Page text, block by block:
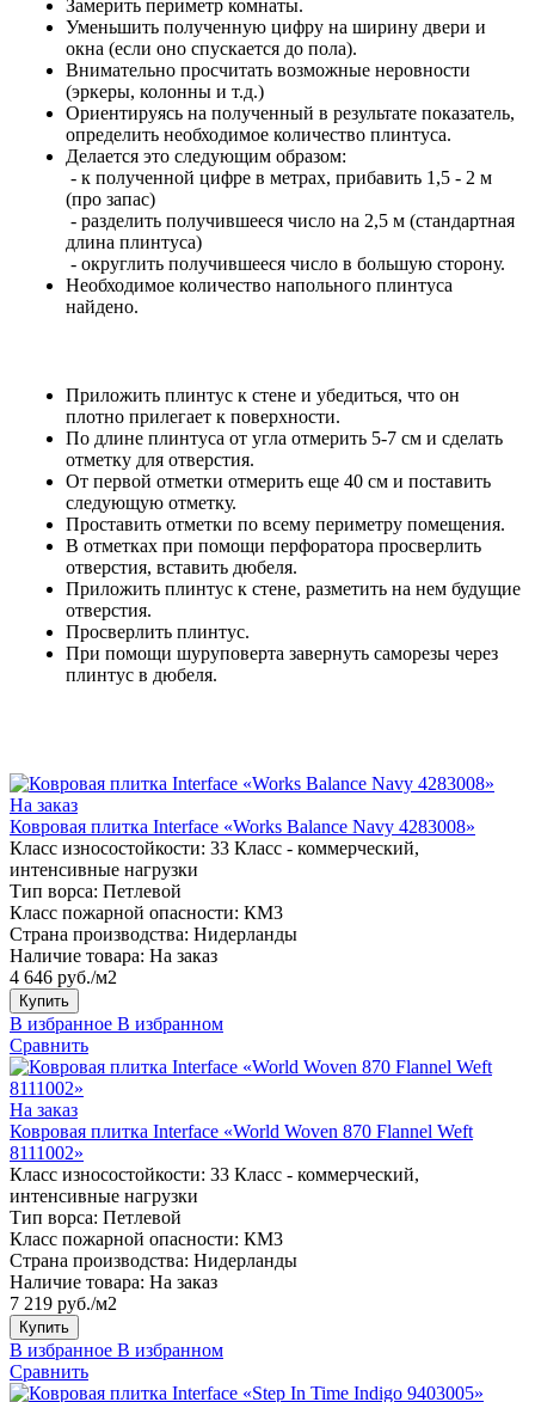
Замерить периметр комнаты.
Уменьшить полученную цифру на ширину двери и
окна (если оно спускается до пола).
Внимательно просчитать возможные неровности
(эркеры, колонны и т.д.)
Ориентируясь на полученный в результате показатель,
определить необходимое количество плинтуса.
Делается это следующим образом:
- к полученной цифре в метрах, прибавить 1,5 - 2 м
(про запас)
- разделить получившееся число на 2,5 м (стандартная
длина плинтуса)
- округлить получившееся число в большую сторону.
Необходимое количество напольного плинтуса
найдено.
Приложить плинтус к стене и убедиться, что он
плотно прилегает к поверхности.
По длине плинтуса от угла отмерить 5-7 см и сделать
отметку для отверстия.
От первой отметки отмерить еще 40 см и поставить
следующую отметку.
Проставить отметки по всему периметру помещения.
В отметках при помощи перфоратора просверлить
отверстия, вставить дюбеля.
Приложить плинтус к стене, разметить на нем будущие
отверстия.
Просверлить плинтус.
При помощи шуруповерта завернуть саморезы через
плинтус в дюбеля.
На заказ
Ковровая плитка Interface «Works Balance Navy 4283008»
Класс износостойкости: 33 Класс - коммерческий,
интенсивные нагрузки
Тип ворса: Петлевой
Класс пожарной опасности: КМ3
Страна производства: Нидерланды
Наличие товара: На заказ
4 646 руб./м2
Купить
В избранное В избранном
Сравнить
На заказ
Ковровая плитка Interface «World Woven 870 Flannel Weft
8111002»
Класс износостойкости: 33 Класс - коммерческий,
интенсивные нагрузки
Тип ворса: Петлевой
Класс пожарной опасности: КМ3
Страна производства: Нидерланды
Наличие товара: На заказ
7 219 руб./м2
Купить
В избранное В избранном
Сравнить